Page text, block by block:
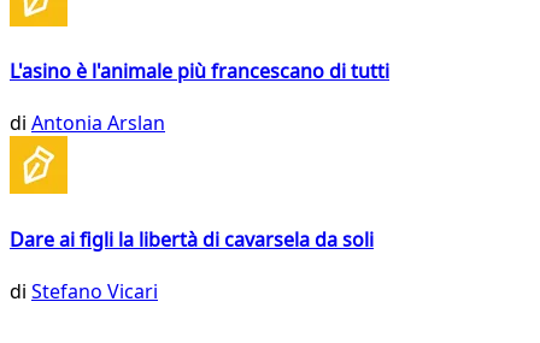
L'asino è l'animale più francescano di tutti
di Antonia Arslan
Dare ai figli la libertà di cavarsela da soli
di Stefano Vicari